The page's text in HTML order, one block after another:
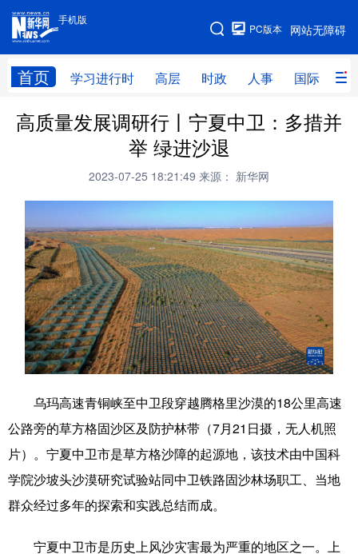
手机版
网站无障碍
PC版本
首页 学习进行时 高层 时政 人事 国际 财
手机版
网站地图
学习进行时 高层 时政 人事
财经 网评
全球连线
科创 量子 体育
文化 书画 健康 军事
访谈 视频 图片 政务
法律 中央文件 金融 汽车
食品 人居 信息化 数字经济
城市 旅游 能源 会展
彩票 娱乐 时尚 悦读
公益 一带一路 亚太网 上市公司
高质量发展调研行丨宁夏中卫：多措并
举 绿进沙退
2023-07-25 18:21:49 来源： 新华网
乌玛高速青铜峡至中卫段穿越腾格里沙漠的18公里高速
公路旁的草方格固沙区及防护林带（7月21日摄，无人机照
片）。宁夏中卫市是草方格沙障的起源地，该技术由中国科
学院沙坡头沙漠研究试验站同中卫铁路固沙林场职工、当地
群众经过多年的探索和实践总结而成。
宁夏中卫市是历史上风沙灾害最为严重的地区之一。上